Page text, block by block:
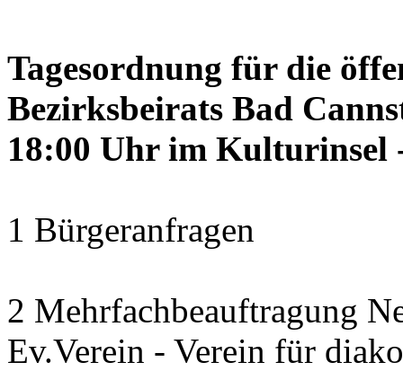
Tagesordnung für die
Bezirksbeirats Bad
18:00 Uhr im Kulturinsel
1 Bürgeranfragen
2 Mehrfachbeauftragung
Ev.Verein - Verein für